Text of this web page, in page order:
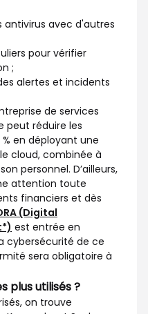
antivirus avec d'autres
pour vérifier
;
alertes et incidents
de services
peut réduire les
en déployant une
cloud, combinée à
personnel. D’ailleurs,
attention toute
financiers et dès
(Digital
est entrée en
cybersécurité de ce
sera obligatoire à
plus utilisés ?
on trouve